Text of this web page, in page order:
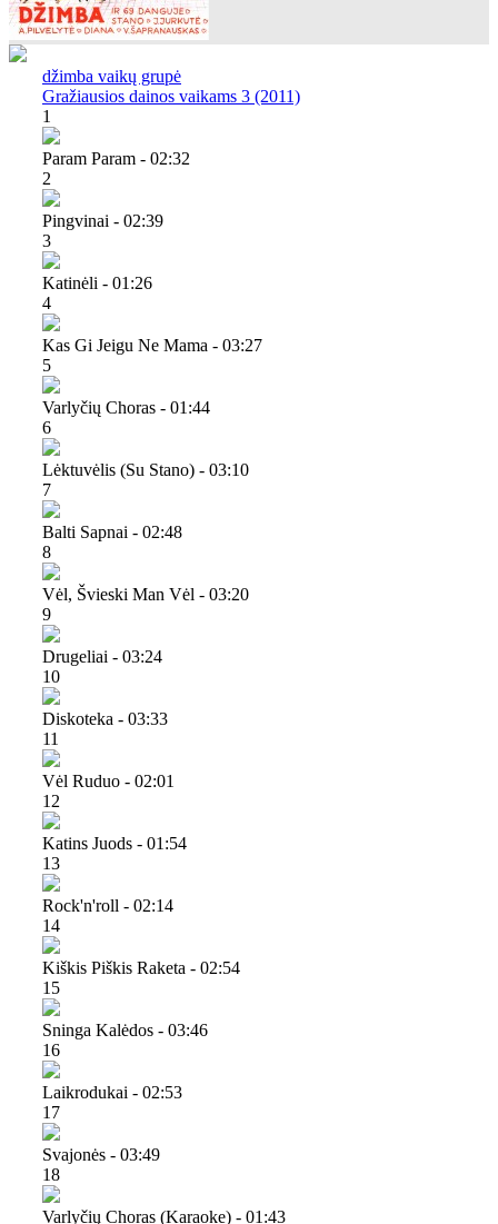
džimba vaikų grupė
Gražiausios dainos vaikams 3 (2011)
1
Param Param - 02:32
2
Pingvinai - 02:39
3
Katinėli - 01:26
4
Kas Gi Jeigu Ne Mama - 03:27
5
Varlyčių Choras - 01:44
6
Lėktuvėlis (su Stano) - 03:10
7
Balti Sapnai - 02:48
8
Vėl, Švieski Man Vėl - 03:20
9
Drugeliai - 03:24
10
Diskoteka - 03:33
11
Vėl Ruduo - 02:01
12
Katins Juods - 01:54
13
Rock'n'roll - 02:14
14
Kiškis Piškis Raketa - 02:54
15
Sninga Kalėdos - 03:46
16
Laikrodukai - 02:53
17
Svajonės - 03:49
18
Varlyčių Choras (karaoke) - 01:43